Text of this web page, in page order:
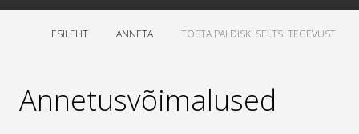
ESILEHT ANNETA TOETA PALDISKI SELTSI TEGEVUST
Annetusvõimalused